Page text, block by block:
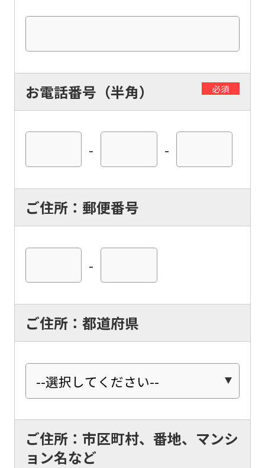
お電話番号（半角） 必須
- -
ご住所：郵便番号
-
ご住所：都道府県
ご住所：市区町村、番地、マンシ
ョン名など